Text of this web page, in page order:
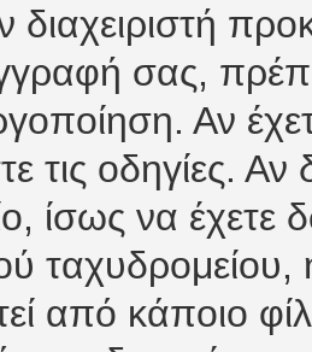
διαχειριστή
σας,
Αν
τις οδηγίες. Αν
ίσως να έχετε
ταχυδρομείου,
από κάποιο